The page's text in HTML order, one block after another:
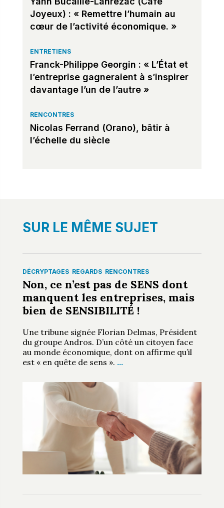
Joyeux) : « Remettre l’humain au
cœur de l’activité économique. »
ENTRETIENS
Franck-Philippe Georgin : « L’État et
l’entreprise gagneraient à s’inspirer
davantage l’un de l’autre »
RENCONTRES
Nicolas Ferrand (Orano), bâtir à
l’échelle du siècle
SUR LE MÊME SUJET
DÉCRYPTAGES REGARDS RENCONTRES
Non, ce n’est pas de SENS dont
manquent les entreprises, mais
bien de SENSIBILITÉ !
Une tribune signée Florian Delmas, Président
du groupe Andros. D’un côté un citoyen face
au monde économique, dont on affirme qu’il
est « en quête de sens ». …